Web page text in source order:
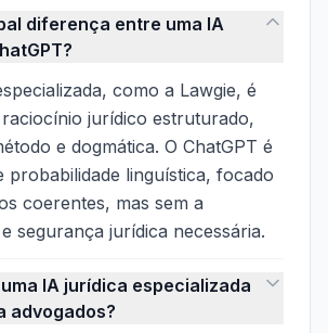
diferença entre uma IA
como a Lawgie, é
jurídico estruturado,
e dogmática. O ChatGPT é
probabilidade linguística, focado
coerentes, mas sem a
segurança jurídica necessária.
IA jurídica especializada
advogados?